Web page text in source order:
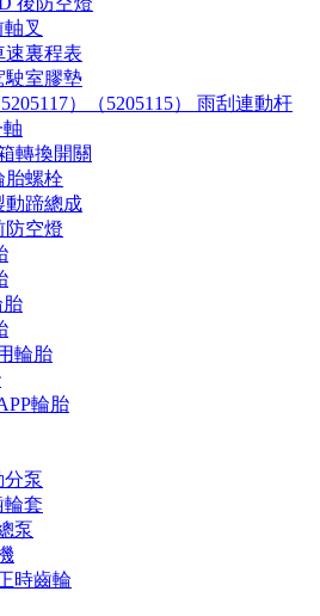
叉
速裏程表
駛室膠墊
）（5205115） 雨刮連動杆
軸
轉換開關
胎螺栓
動蹄總成
防空燈
胎
輪胎
輪胎
分泵
輪套
泵
時齒輪